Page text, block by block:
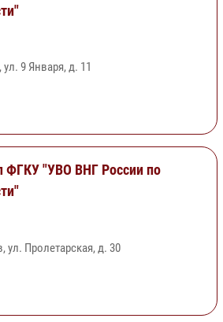
9 Января, д. 11
ФГКУ "УВО ВНГ России по
ул. Пролетарская, д. 30